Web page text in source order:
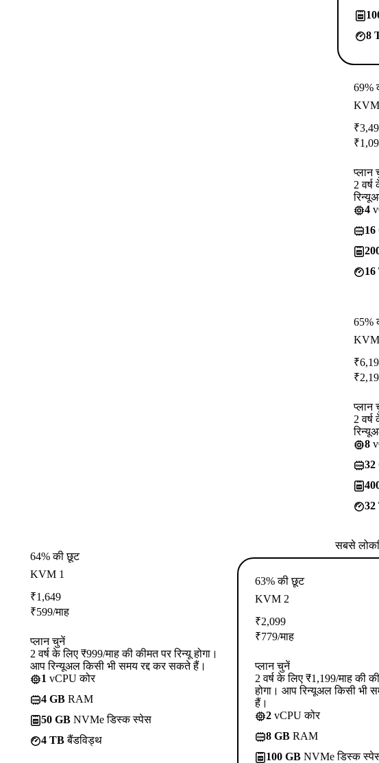
8
69%
₹
₹
प्लान
2
4
16
16
65%
₹
₹
प्लान
2
8
32
32
64% की छूट
KVM 1
₹1,649
₹599/माह
प्लान चुनें
2 वर्ष के लिए ₹999/माह की कीमत पर रिन्यू होगा।
आप रिन्यूअल किसी भी समय रद्द कर सकते हैं।
1 vCPU कोर
4 GB RAM
50 GB NVMe डिस्क स्पेस
4 TBबैंडविड्थ
सबसे
63% की छूट
KVM 2
₹2,099
₹779/माह
प्लान चुनें
2 वर्ष के लिए ₹1,199/माह की
होगा। आप रिन्यूअल किसी भी
हैं।
2 vCPU कोर
8 GB RAM
100 GB NVMe डिस्क